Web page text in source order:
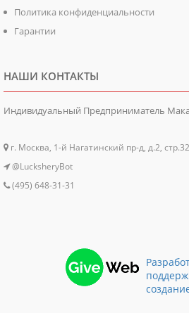
Политика конфиденциальности
Гарантии
НАШИ КОНТАКТЫ
Индивидуальный Предприниматель
г. Москва, 1-й Нагатинский пр-д, д.2, стр.32
@LucksheryBot
(495) 648-31-31